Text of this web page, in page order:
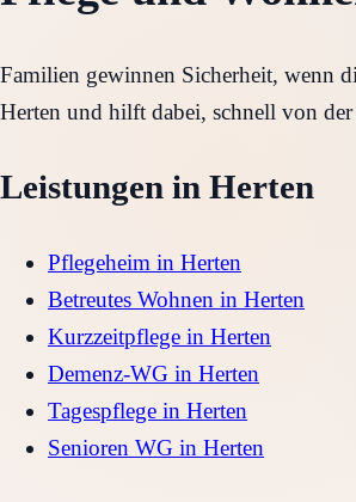
Familien gewinnen Sicherheit, wenn
Herten und hilft dabei, schnell von
Leistungen in Herten
Pflegeheim in Herten
Betreutes Wohnen in Herten
Kurzzeitpflege in Herten
Demenz-WG in Herten
Tagespflege in Herten
Senioren WG in Herten